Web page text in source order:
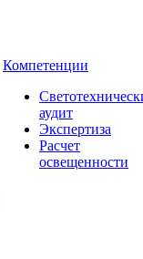
Компетенции
аудит
Экспертиза
Расчет
освещенности